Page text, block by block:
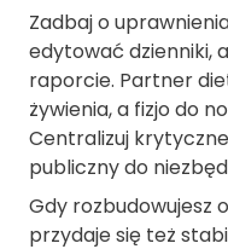
Zadbaj o
edytować dzienniki,
raporcie. Partner
żywienia, a fizjo do
Centralizuj
publiczny do
Gdy rozbudowujesz
przydaje się też